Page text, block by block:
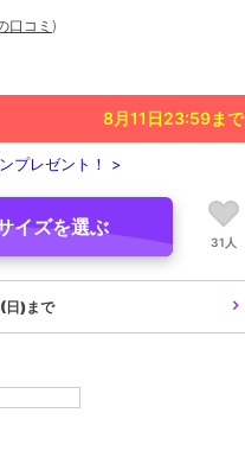
口コミ )
8月11日23:59まで
プレゼント！ >
イズを選ぶ
31人
)まで